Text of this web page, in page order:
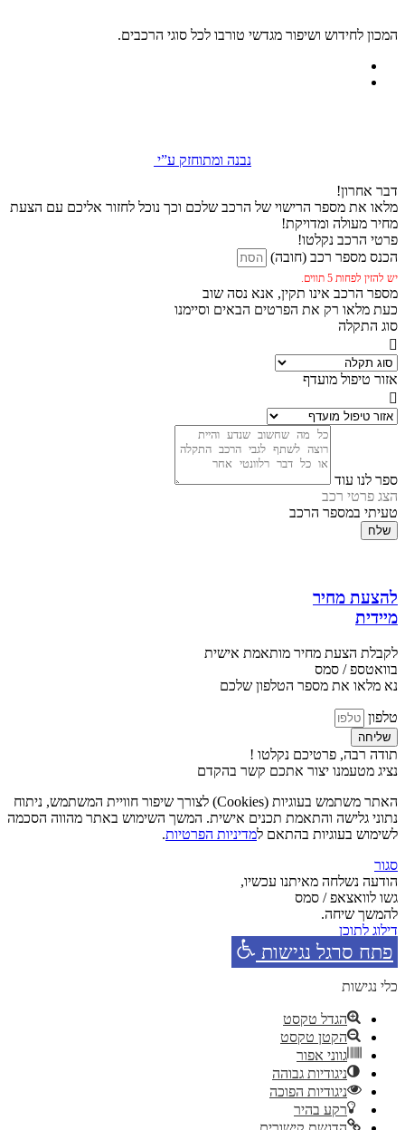
המכון לחידוש ושיפור מגדשי טורבו לכל סוגי הרכבים.
נבנה ומתוחזק ע”י
דבר אחרון!
מלאו את מספר הרישוי של הרכב שלכם וכך נוכל לחזור אליכם עם הצעת
מחיר מעולה ומדויקת!
פרטי הרכב נקלטו!
הכנס מספר רכב (חובה)
יש להזין לפחות 5 תווים.
מספר הרכב אינו תקין, אנא נסה שוב
כעת מלאו רק את הפרטים הבאים וסיימנו
סוג התקלה
אזור טיפול מועדף
ספר לנו עוד
הצג פרטי רכב
טעיתי במספר הרכב
שלח
להצעת מחיר
מיידית
לקבלת הצעת מחיר מותאמת אישית
בוואטספ / סמס
נא מלאו את מספר הטלפון שלכם
טלפון
שליחה
תודה רבה, פרטיכם נקלטו !
נציג מטעמנו יצור אתכם קשר בהקדם
האתר משתמש בעוגיות (Cookies) לצורך שיפור חוויית המשתמש, ניתוח
נתוני גלישה והתאמת תכנים אישית. המשך השימוש באתר מהווה הסכמה
לשימוש בעוגיות בהתאם למדיניות הפרטיות.
סגור
הודעה נשלחה מאיתנו עכשיו,
גשו לוואצאפ / סמס
להמשך שיחה.
דילוג לתוכן
פתח סרגל נגישות
כלי נגישות
הגדל טקסט
הקטן טקסט
גווני אפור
ניגודיות גבוהה
ניגודיות הפוכה
רקע בהיר